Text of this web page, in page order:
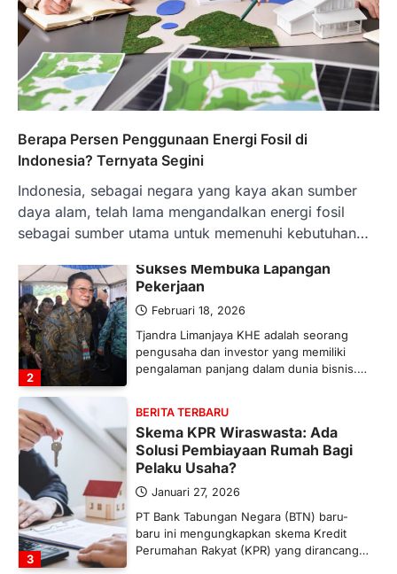
Berapa Persen Penggunaan Energi Fosil di
Indonesia? Ternyata Segini
Indonesia, sebagai negara yang kaya akan sumber
daya alam, telah lama mengandalkan energi fosil
sebagai sumber utama untuk memenuhi kebutuhan…
1
BERITA TERBARU
Banyak Negara Incar Urea RI,
Industri Pupuk Indonesia Kembali
Bergairah?
Maret 13, 2026
Ketegangan di Timur Tengah mulai
mengubah peta pasokan komoditas
global, termasuk pupuk. Di tengah
situasi…
2
BERITA TERBARU
Sukses Membuka Lapangan
Pekerjaan
Februari 18, 2026
Tjandra Limanjaya KHE adalah seorang
pengusaha dan investor yang memiliki
pengalaman panjang dalam dunia bisnis.…
3
BERITA TERBARU
Skema KPR Wiraswasta: Ada
Solusi Pembiayaan Rumah Bagi
Pelaku Usaha?
Januari 27, 2026
PT Bank Tabungan Negara (BTN) baru-
baru ini mengungkapkan skema Kredit
Perumahan Rakyat (KPR) yang dirancang…